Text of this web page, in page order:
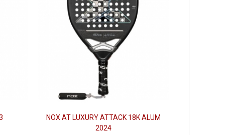
del circuito profesional World Pádel Tour.
instalaciones de Madrid, de forma artesanal
que empezó haciendo moldes de palas de pádel más
un avance tecnológico.
caso de Franco stupaczuk,un joven argentino con
a lo más alto de World Pádel Tour.
como lo llaman en el circuito
argentino juega con la
pala de pádel star vie
las novedades constantes en sus palas de pádel
Ver
NOX AT LUXURY ATTACK 18K ALUM
2024